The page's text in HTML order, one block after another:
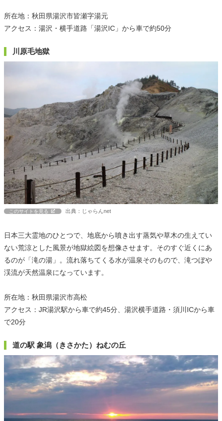
所在地：秋田県湯沢市皆瀬字湯元
アクセス：湯沢・横手道路「湯沢IC」から車で約50分
川原毛地獄
このサイトを見る 出典：じゃらんnet
日本三大霊地のひとつで、地底から噴き出す蒸気や草木の生えてい
ない荒涼とした風景が地獄絵図を想像させます。そのすぐ近くにあ
るのが「滝の湯」。流れ落ちてくる水が温泉そのもので、滝つぼや
渓流が天然温泉になっています。
所在地：秋田県湯沢市高松
アクセス：JR湯沢駅から車で約45分、湯沢横手道路・須川ICから車
で20分
道の駅 象潟（きさかた）ねむの丘